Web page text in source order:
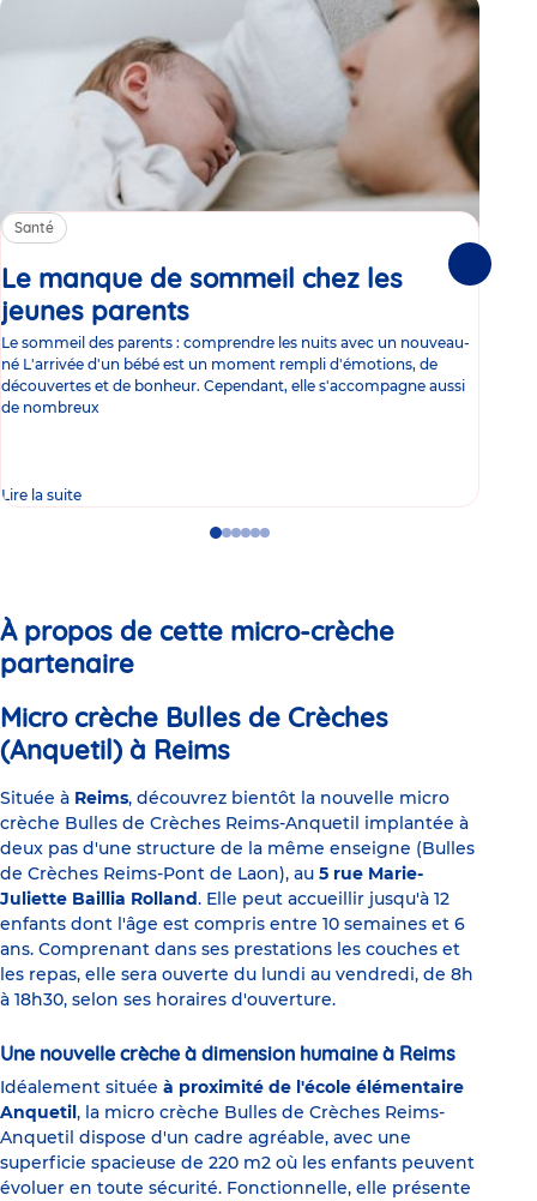
Santé
Le manque de sommeil chez les
jeunes parents
Le sommeil des parents : comprendre les nuits avec un nouveau-
né L'arrivée d'un bébé est un moment rempli d'émotions, de
découvertes et de bonheur. Cependant, elle s'accompagne aussi
de nombreux
Lire la suite
GoGoGoGo
GoGo
À propos de cette micro-crèche
partenaire
Micro crèche Bulles de Crèches
(Anquetil) à Reims
Située à Reims, découvrez bientôt la nouvelle micro
crèche Bulles de Crèches Reims-Anquetil implantée à
deux pas d'une structure de la même enseigne (Bulles
de Crèches Reims-Pont de Laon), au 5 rue Marie-
Juliette Baillia Rolland. Elle peut accueillir jusqu'à 12
enfants dont l'âge est compris entre 10 semaines et 6
ans. Comprenant dans ses prestations les couches et
les repas, elle sera ouverte du lundi au vendredi, de 8h
à 18h30, selon ses horaires d'ouverture.
Une nouvelle crèche à dimension humaine à Reims
Idéalement située à proximité de l'école élémentaire
Anquetil , la micro crèche Bulles de Crèches Reims-
Anquetil dispose d'un cadre agréable, avec une
superficie spacieuse de 220 m2 où les enfants peuvent
évoluer en toute sécurité. Fonctionnelle, elle présente